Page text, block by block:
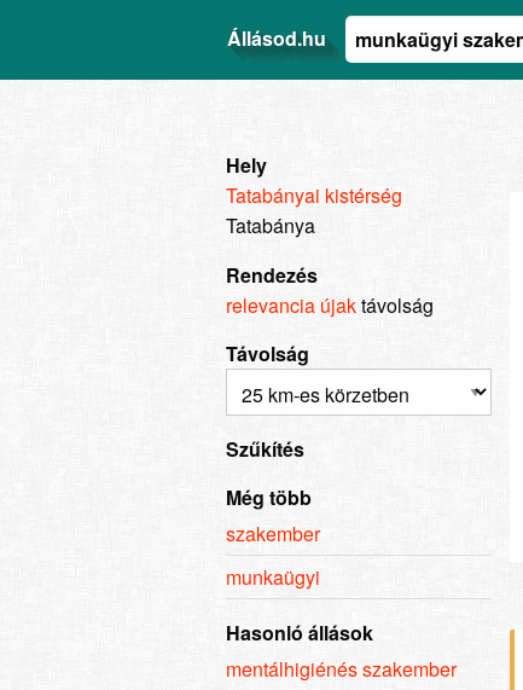
Állásod.hu
Hely
Tatabányai kistérség
Tatabánya
Rendezés
relevancia újaktávolság
Távolság
Szűkítés
Még több
szakember
munkaügyi
Hasonló állások
mentálhigiénés szakember